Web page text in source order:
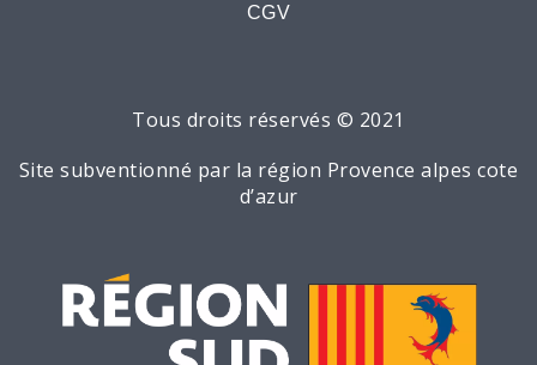
CGV
Tous droits réservés © 2021
Site subventionné par la région Provence alpes cote
d’azur